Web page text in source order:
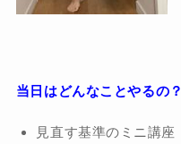
当日はどんなことやるの？
見直す基準のミニ講座